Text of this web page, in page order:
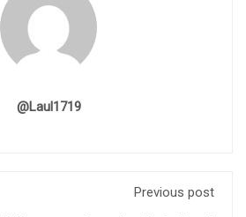
@laul1719
Previous post